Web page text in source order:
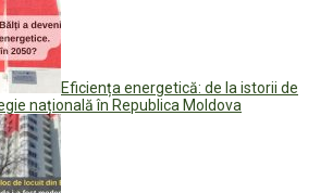
Eficiența energetică: de la istorii de
națională în Republica Moldova